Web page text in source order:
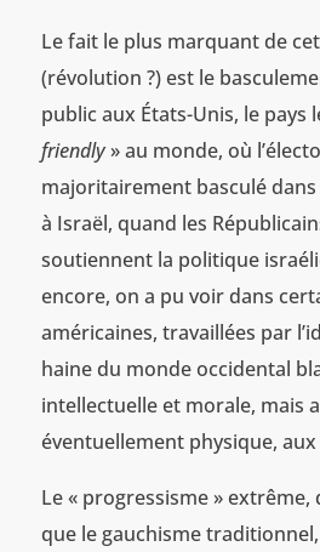
Le fait le plus marquant de
(révolution ?) est le
public aux États-Unis, le pays
friendly» au monde, où
majoritairement basculé
à Israël, quand les
soutiennent la politique
encore, on a pu voir dans
américaines, travaillées par
haine du monde occidental
intellectuelle et morale, mais
éventuellement physique,
Le « progressisme »
que le gauchisme